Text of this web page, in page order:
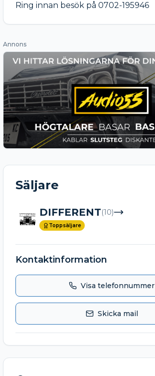
Ring innan besök på 0702-195946
Annons
Säljare
DIFFERENT(10)
Toppsäljare
Kontaktinformation
Visa telefonnummer
Skicka mail